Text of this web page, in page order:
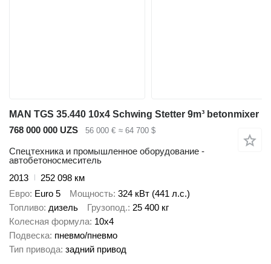
MAN TGS 35.440 10x4 Schwing Stetter 9m³ betonmixer
768 000 000 UZS
56 000 € ≈ 64 700 $
Спецтехника и промышленное оборудование -
автобетоносмеситель
2013
252 098 км
Евро Euro 5 Мощность 324 кВт (441 л.с.)
Топливо дизель Грузопод. 25 400 кг
Колесная формула 10x4
Подвеска пневмо/пневмо
Тип привода задний привод